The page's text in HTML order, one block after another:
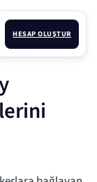
HESAP OLUŞTUR